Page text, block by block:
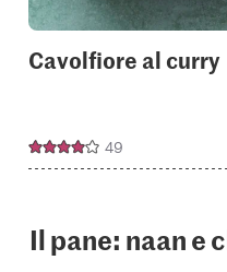
Cavolfiore al curry
49
Il pane: naan e